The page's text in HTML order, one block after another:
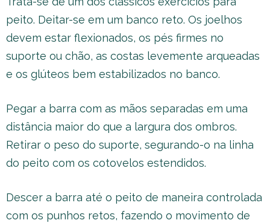
peito. Deitar-se em um banco reto. Os joelhos
devem estar flexionados, os pés firmes no
suporte ou chão, as costas levemente arqueadas
e os glúteos bem estabilizados no banco.
Pegar a barra com as mãos separadas em uma
distância maior do que a largura dos ombros.
Retirar o peso do suporte, segurando-o na linha
do peito com os cotovelos estendidos.
Descer a barra até o peito de maneira controlada
com os punhos retos, fazendo o movimento de